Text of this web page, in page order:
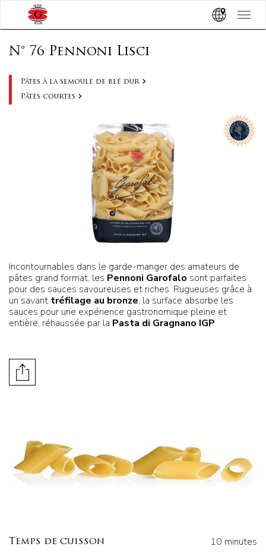
Toggle
N° 76 Pennoni Lisci
Pâtes à la semoule de blé dur
Pâtes courtes
Incontournables dans le garde-manger des amateurs de
pâtes grand format, les Pennoni Garofalo sont parfaites
pour des sauces savoureuses et riches. Rugueuses grâce à
un savant tréfilage au bronze, la surface absorbe les
sauces pour une expérience gastronomique pleine et
entière, réhaussée par la Pasta di Gragnano IGP.
Temps de cuisson 10 minutes